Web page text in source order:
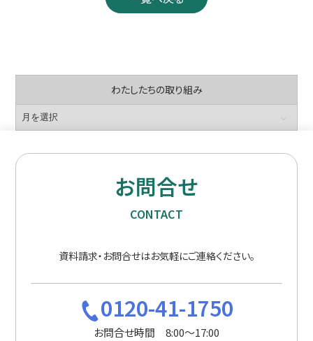
わたしたちの取り組み
お問合せ
CONTACT
資料請求・お問合せはお気軽にご連絡ください。
0120-41-1750
お問合せ時間 8:00〜17:00